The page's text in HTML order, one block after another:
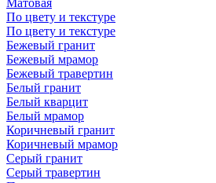
Матовая
По цвету и текстуре
По цвету и текстуре
Бежевый гранит
Бежевый мрамор
Бежевый травертин
Белый гранит
Белый кварцит
Белый мрамор
Коричневый гранит
Коричневый мрамор
Серый гранит
Серый травертин